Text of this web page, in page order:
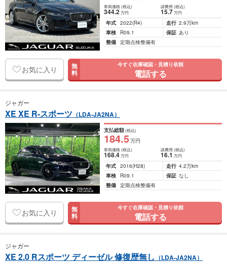
車両価格(税込)
344.2万円
諸費用 (税込)
15.7 万円
年式 2022(R4) 走行 2.9万km
車検
R09.1 保証 あり
整備 定期点検整備有
お気に入り 無
料
今すぐ在庫確認・見積り依頼
電話する
ジャガー
XE XE R-スポーツ （LDA-JA2NA）
支払総額(税込)
184.5万円
車両価格(税込)
168.4万円
諸費用 (税込)
16.1 万円
年式 2016(H28) 走行 4.2万km
車検
R09.1 保証 なし
整備 定期点検整備有
お気に入り 無
料
今すぐ在庫確認・見積り依頼
電話する
ジャガー
XE 2.0 Rスポーツ ディーゼル 修復歴無し （LDA-JA2NA）